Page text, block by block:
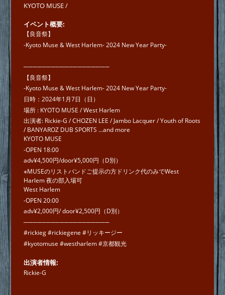
KYOTO MUSE /
イベント概要
【良音祭】
-Kyoto Muse & West Harlem- 2024 New Year Party-
───────────────────
【良音祭】
-Kyoto Muse & West Harlem- 2024 New Year Party-
日時：2024年1月7日（日）
場所 : KYOTO MUSE / West Harlem
出演者: Rickie-G / CHOZEN LEE / Jambo Lacquer / Youth of Roots
/ BANYAROZ DUB SPORTS ...and more
KYOTO MUSE
-OPEN 18:00
adv¥4,500円/door¥5,000円（D別）
※MUSEのリストバンドご提示の方ドリンク代のみでWest
Harlem 夜の部入場可
West Harlem
-OPEN 20:00
adv¥2,000円/ door¥2,500円（D別）
───────────────────
#rickieg #rickiegene #リッキージー
#kyotomuse #westharlem #京都観光
出演者情報
Rickie-G